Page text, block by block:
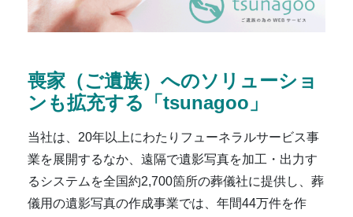
喪家（ご遺族）へのソリューショ
ンも拡充する「tsunagoo」
当社は、20年以上にわたりフューネラルサービス事
業を展開するなか、遠隔で遺影写真を加工・出力す
るシステムを全国約2,700箇所の葬儀社に提供し、葬
儀用の遺影写真の作成事業では、年間44万件を作